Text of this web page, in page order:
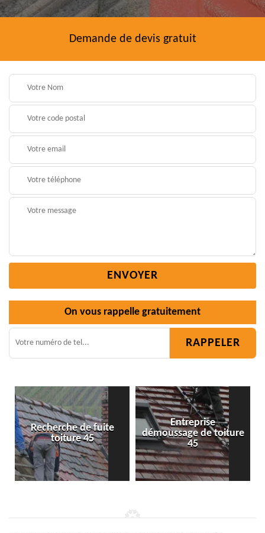
Demande de devis gratuit
On vous rappelle gratuitement
fuite
Entreprise
démoussage de toiture
45
Isolation toiture